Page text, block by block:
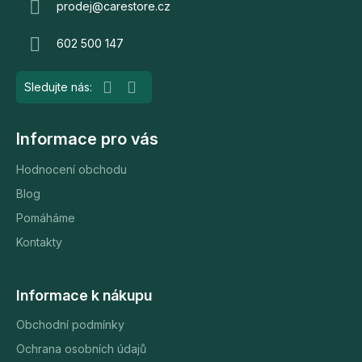
prodej@carestore.cz
602 500 147
Informace pro vás
Hodnocení obchodu
Blog
Pomáháme
Kontakty
Informace k nákupu
Obchodní podmínky
Ochrana osobních údajů